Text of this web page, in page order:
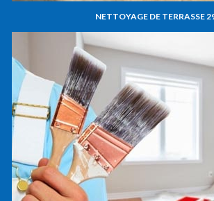
NETTOYAGE DE TERRASSE